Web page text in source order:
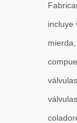
incluye